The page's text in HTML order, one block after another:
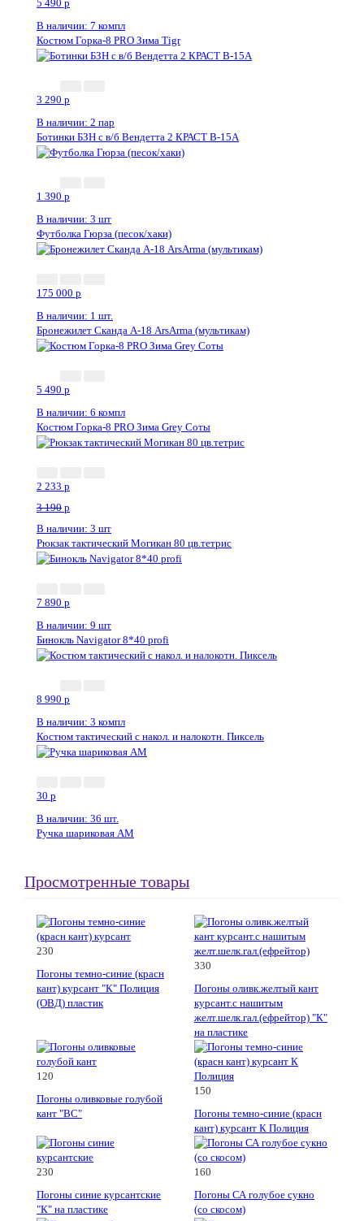
5 490 p
В наличии: 7 компл
Костюм Горка-8 PRO Зима Tigr
3 290 p
В наличии: 2 пар
Ботинки БЗН с в/б Вендетта 2 КРАСТ В-15А
1 390 p
В наличии: 3 шт
Футболка Гюрза (песок/хаки)
175 000 p
В наличии: 1 шт.
Бронежилет Сканда А-18 ArsArma (мультикам)
5 490 p
В наличии: 6 компл
Костюм Горка-8 PRO Зима Grey Соты
2 233 p
3 190 p
В наличии: 3 шт
Рюкзак тактический Могикан 80 цв.тетрис
7 890 p
В наличии: 9 шт
Бинокль Navigator 8*40 profi
8 990 p
В наличии: 3 компл
Костюм тактический с накол. и налокотн. Пиксель
30 p
В наличии: 36 шт.
Ручка шариковая АМ
Просмотренные товары
230
Погоны темно-синие (красн
кант) курсант "К" Полиция
(ОВД) пластик
330
Погоны оливк.желтый кант
курсант.с нашитым
желт.шелк.гал.(ефрейтор) "К"
на пластике
120
Погоны оливковые голубой
кант "ВС"
150
Погоны темно-синие (красн
кант) курсант К Полиция
230
Погоны синие курсантские
"К" на пластике
160
Погоны СА голубое сукно
(со скосом)